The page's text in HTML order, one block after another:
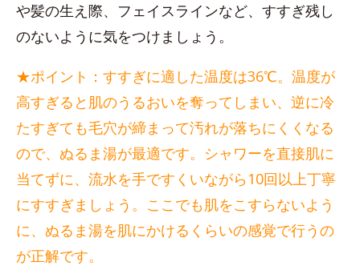
や髪の生え際、フェイスラインなど、すすぎ残し
のないように気をつけましょう。
★ポイント：すすぎに適した温度は36℃。温度が
高すぎると肌のうるおいを奪ってしまい、逆に冷
たすぎても毛穴が締まって汚れが落ちにくくなる
ので、ぬるま湯が最適です。シャワーを直接肌に
当てずに、流水を手ですくいながら10回以上丁寧
にすすぎましょう。ここでも肌をこすらないよう
に、ぬるま湯を肌にかけるくらいの感覚で行うの
が正解です。